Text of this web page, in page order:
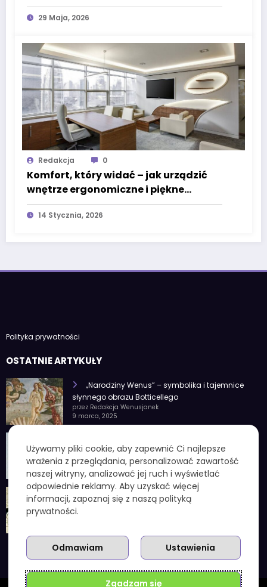
29 Maja, 2026
Redakcja 0
Komfort, który widać – jak urządzić
wnętrze ergonomiczne i piękne
jednocześnie?
14 Stycznia, 2026
Polityka prywatności
OSTATNIE ARTYKUŁY
„Narodziny Wenus” – symbolika i tajemnice
słynnego obrazu Botticellego
przez Redakcja Wenusjanek
9 marca, 2025
cechy osobowości
przez Redakcja Wenusjanek
4 lutego, 2025
1 kuna ile to zł – aktualny przelicznik, koniec
chorwackiej waluty i praktyczne wskazówki
przez Redakcja Wenusjanek
Używamy pliki cookie, aby zapewnić Ci najlepsze
wrażenia z przeglądania, personalizować zawartość
naszej witryny, analizować jej ruch i wyświetlać
odpowiednie reklamy. Aby uzyskać więcej
informacji, zapoznaj się z naszą polityką
prywatności.
Zgadzam się
Ustawienia
Odmawiam